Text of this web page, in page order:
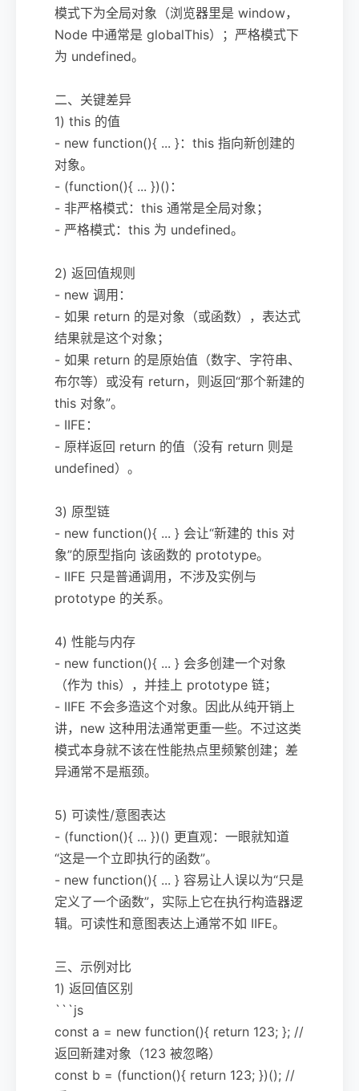
模式下为全局对象（浏览器里是 window，
Node 中通常是 globalThis）；严格模式下
为 undefined。
二、关键差异
1) this 的值
- new function(){ ... }：this 指向新创建的
对象。
- (function(){ ... })()：
- 非严格模式：this 通常是全局对象；
- 严格模式：this 为 undefined。
2) 返回值规则
- new 调用：
- 如果 return 的是对象（或函数），表达式
结果就是这个对象；
- 如果 return 的是原始值（数字、字符串、
布尔等）或没有 return，则返回“那个新建的
this 对象”。
- IIFE：
- 原样返回 return 的值（没有 return 则是
undefined）。
3) 原型链
- new function(){ ... } 会让“新建的 this 对
象”的原型指向 该函数的 prototype。
- IIFE 只是普通调用，不涉及实例与
prototype 的关系。
4) 性能与内存
- new function(){ ... } 会多创建一个对象
（作为 this），并挂上 prototype 链；
- IIFE 不会多造这个对象。因此从纯开销上
讲，new 这种用法通常更重一些。不过这类
模式本身就不该在性能热点里频繁创建；差
异通常不是瓶颈。
5) 可读性/意图表达
- (function(){ ... })() 更直观：一眼就知道
“这是一个立即执行的函数”。
- new function(){ ... } 容易让人误以为“只是
定义了一个函数”，实际上它在执行构造器逻
辑。可读性和意图表达上通常不如 IIFE。
三、示例对比
1) 返回值区别
```js
const a = new function(){ return 123; }; //
返回新建对象（123 被忽略）
const b = (function(){ return 123; })(); //